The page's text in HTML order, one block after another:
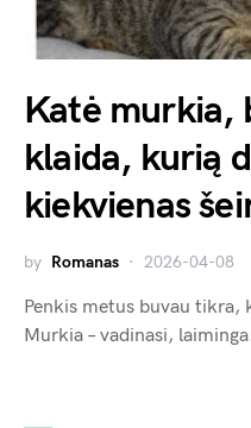
Katė murkia,
klaida, kurią
kiekvienas
by Romanas 2026-04-08
Penkis metus buvau tikra,
Murkia – vadinasi,